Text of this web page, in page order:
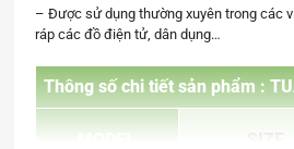
– Được sử dụng thường xuyên trong các
ráp các đồ điện tử, dân dụng…
Thông số chi tiết sản phẩm :